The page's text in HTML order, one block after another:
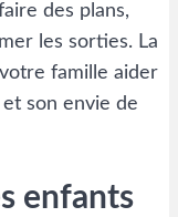
des plans,
les sorties. La
famille aider
son envie de
enfants